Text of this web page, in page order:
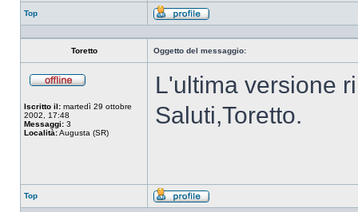
Top
Profilo
Toretto Oggetto del messaggio:
Iscritto il: martedì 29 ottobre
2002, 17:48
Messaggi: 3
Località:Augusta (SR)
L'ultima versione
Saluti,Toretto.
Top
Profilo